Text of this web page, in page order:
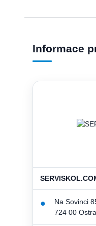
Informace
●
Na Sovinci
724 00